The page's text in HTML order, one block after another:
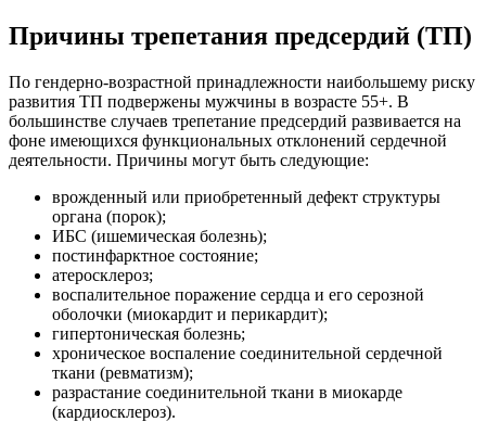
Причины трепетания предсердий (ТП)
По гендерно-возрастной принадлежности наибольшему риску
развития ТП подвержены мужчины в возрасте 55+. В
большинстве случаев трепетание предсердий развивается на
фоне имеющихся функциональных отклонений сердечной
деятельности. Причины могут быть следующие:
врожденный или приобретенный дефект структуры
органа (порок);
ИБС (ишемическая болезнь);
постинфарктное состояние;
атеросклероз;
воспалительное поражение сердца и его серозной
оболочки (миокардит и перикардит);
гипертоническая болезнь;
хроническое воспаление соединительной сердечной
ткани (ревматизм);
разрастание соединительной ткани в миокарде
(кардиосклероз).